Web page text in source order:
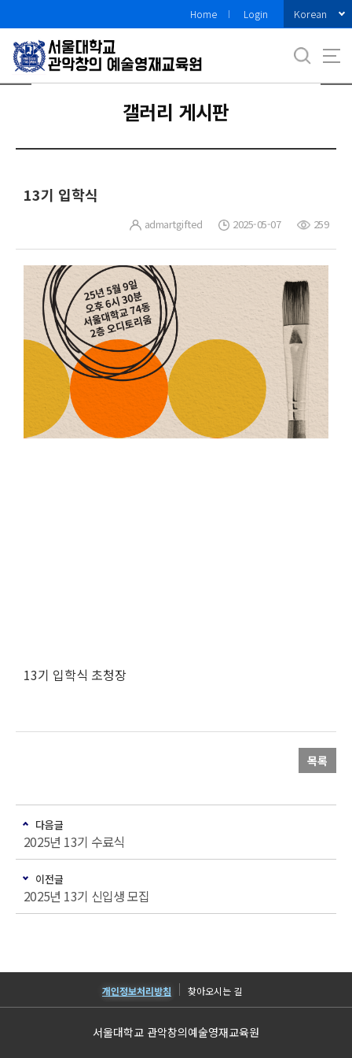
로
메
Home Login Korean
갤러리 게시판
13기 입학식
admartgifted 2025-05-07 259
13기 입학식 초청장
목록
다음글
2025년 13기 수료식
이전글
2025년 13기 신입생 모집
개인정보처리방침 찾아오시는 길
서울대학교 관악창의예술영재교육원